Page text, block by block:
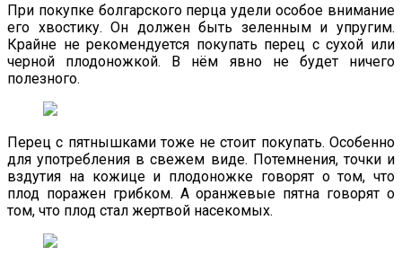
При покупке болгарского перца удели особое внимание
его хвостику. Он должен быть зеленным и упругим.
Крайне не рекомендуется покупать перец с сухой или
черной плодоножкой. В нём явно не будет ничего
полезного.
Перец с пятнышками тоже не стоит покупать. Особенно
для употребления в свежем виде. Потемнения, точки и
вздутия на кожице и плодоножке говорят о том, что
плод поражен грибком. А оранжевые пятна говорят о
том, что плод стал жертвой насекомых.